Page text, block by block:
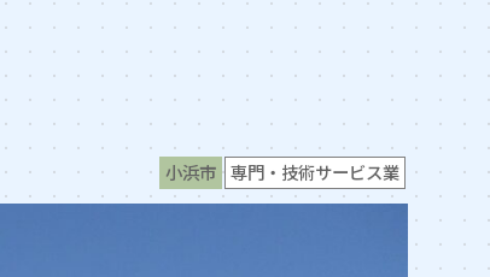
小浜市 専門・技術サービス業